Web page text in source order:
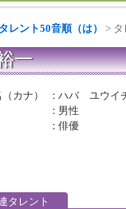
タレント50音順（は） >
一
カナ） ：ハバ ユウイ
： 男性
：俳優
タレント